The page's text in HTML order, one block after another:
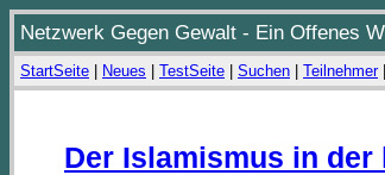
Netzwerk Gegen Gewalt - Ein Offenes
StartSeite Neues TestSeite Suchen Teilnehmer|
Der Islamismus in der